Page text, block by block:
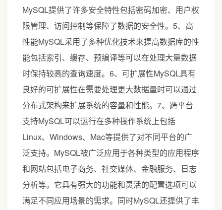
MySQL提供了许多安全特性包括密码加密、用户权
限管理、访问控制等保障了数据的安全性。5、高
性能MySQL采用了多种优化技术来提高数据库的性
能包括索引、缓存、预编译等可以在处理大量数据
时保持较高的查询速度。6、可扩展性MySQL具有
良好的可扩展性在需要处理更大数据量时可以通过
分布式架构来扩展系统的容量和性能。7、跨平台
支持MySQL可以运行在多种操作系统上包括
Linux、Windows、Mac等提供了对不同平台的广
泛支持。MySQL被广泛应用于各种类型的应用程序
和网站包括电子商务、社交媒体、金融服务、日志
分析等。它具有强大的功能和灵活的配置选项可以
满足不同应用场景的需求。同时MySQL还提供了丰